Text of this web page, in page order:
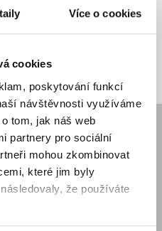
Více o cookies
cookies
poskytování funkcí
návštěvnosti využíváme
tom, jak náš web
partnery pro sociální
mohou zkombinovat
které jim byly
že používáte
k odběru našich e-
osobních údajů
Přihlásit se
Knižní novinky
Dárkové poukazy
Affiliate program